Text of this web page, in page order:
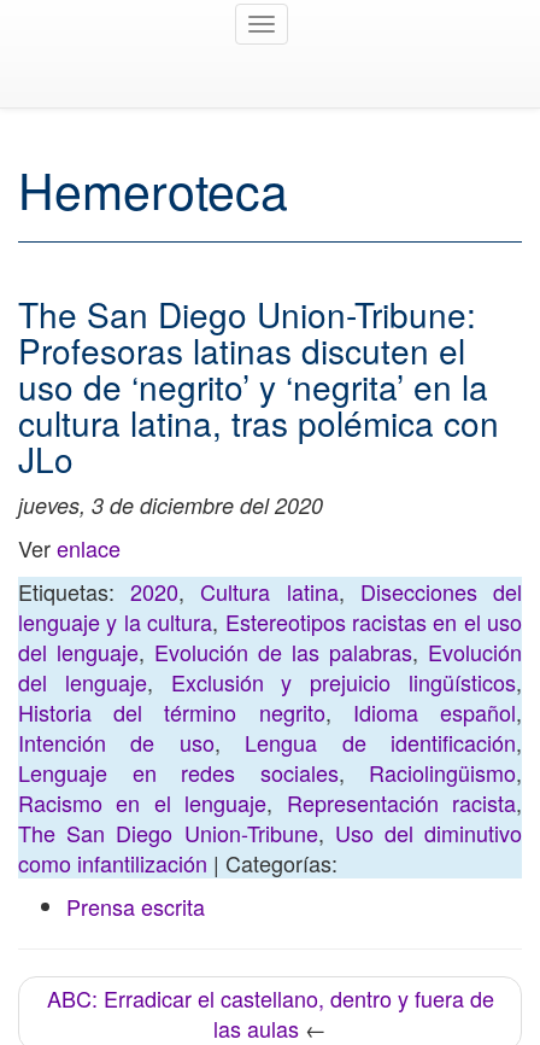
Toggle
Hemeroteca
The San Diego Union-Tribune:
Profesoras latinas discuten el
uso de ‘negrito’ y ‘negrita’ en la
cultura latina, tras polémica con
JLo
jueves, 3 de diciembre del 2020
Verenlace
Etiquetas:2020,Cultura latina, Disecciones del
lenguaje y la cultura, Estereotipos racistas en el uso
del lenguaje, Evolución de las palabras, Evolución
del lenguaje, Exclusión y prejuicio lingüísticos,
Historia del término negrito, Idioma español,
Intención de uso, Lengua de identificación,
Lenguaje en redes sociales, Raciolingüismo,
Racismo en el lenguaje, Representación racista,
The San Diego Union-Tribune, Uso del diminutivo
como infantilización | Categorías:
Prensa escrita
ABC: Erradicar el castellano, dentro y fuera de
las aulas ←